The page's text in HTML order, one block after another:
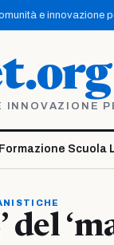
e innovazione
INNOVAZIONE
Formazione Scuola
del